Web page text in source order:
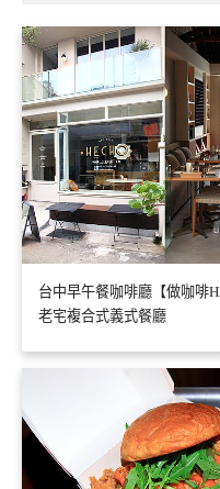
台中早午餐咖啡廳【做咖啡
老宅複合式義式餐廳